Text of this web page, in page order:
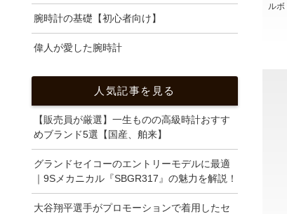
ル
腕時計の基礎【初心者向け】
偉人が愛した腕時計
人気記事を見る
【販売員が厳選】一生ものの高級時計おすす
めブランド5選【国産、舶来】
グランドセイコーのエントリーモデルに最適
｜9Sメカニカル『SBGR317』の魅力を解説！
大谷翔平選手がプロモーションで着用したセ